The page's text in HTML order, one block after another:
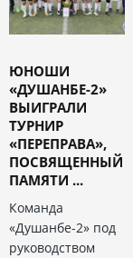
ЮНОШИ
«ДУШАНБЕ-2»
ВЫИГРАЛИ
ТУРНИР
«ПЕРЕПРАВА»,
ПОСВЯЩЕННЫЙ
ПАМЯТИ ...
Команда
«Душанбе-2» под
руководством